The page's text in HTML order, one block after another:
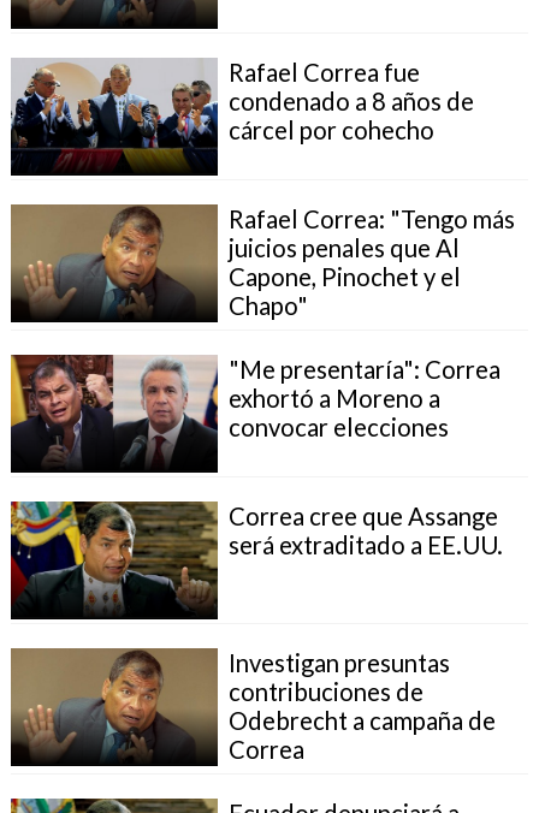
Rafael Correa fue
condenado a 8 años de
cárcel por cohecho
Rafael Correa: "Tengo más
juicios penales que Al
Capone, Pinochet y el
Chapo"
"Me presentaría": Correa
exhortó a Moreno a
convocar elecciones
Correa cree que Assange
será extraditado a EE.UU.
Investigan presuntas
contribuciones de
Odebrecht a campaña de
Correa